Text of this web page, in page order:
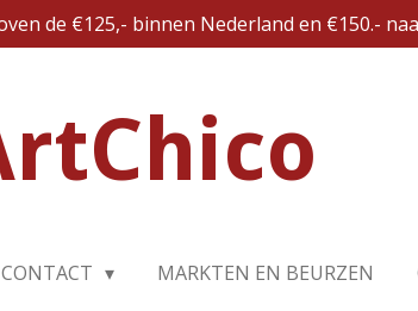
de €125,- binnen Nederland en €150.-
CONTACT MARKTEN EN BEURZEN